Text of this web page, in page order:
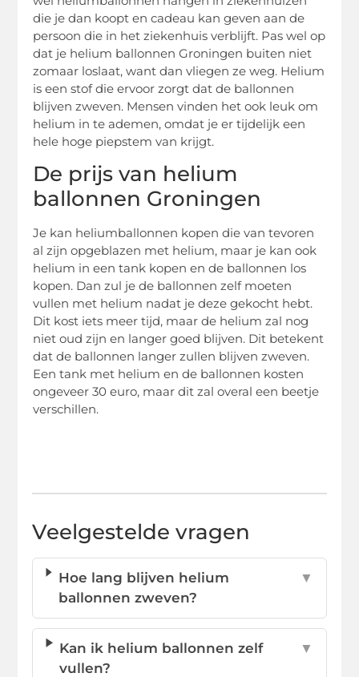
die je dan koopt en cadeau kan geven aan de
persoon die in het ziekenhuis verblijft. Pas wel op
dat je helium ballonnen Groningen buiten niet
zomaar loslaat, want dan vliegen ze weg. Helium
is een stof die ervoor zorgt dat de ballonnen
blijven zweven. Mensen vinden het ook leuk om
helium in te ademen, omdat je er tijdelijk een
hele hoge piepstem van krijgt.
De prijs van helium
ballonnen Groningen
Je kan heliumballonnen kopen die van tevoren
al zijn opgeblazen met helium, maar je kan ook
helium in een tank kopen en de ballonnen los
kopen. Dan zul je de ballonnen zelf moeten
vullen met helium nadat je deze gekocht hebt.
Dit kost iets meer tijd, maar de helium zal nog
niet oud zijn en langer goed blijven. Dit betekent
dat de ballonnen langer zullen blijven zweven.
Een tank met helium en de ballonnen kosten
ongeveer 30 euro, maar dit zal overal een beetje
verschillen.
Veelgestelde vragen
Hoe lang blijven helium
ballonnen zweven?
▼
Kan ik helium ballonnen zelf
vullen?
▼